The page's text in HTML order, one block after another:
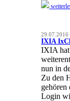
29.07.2016
IXIA
IXIA
nun in
Zu den
gehören
Login